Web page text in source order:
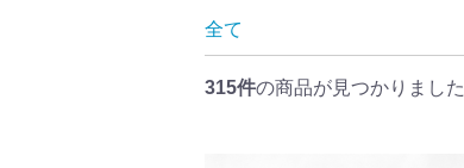
全て
315件の商品が見つかりました